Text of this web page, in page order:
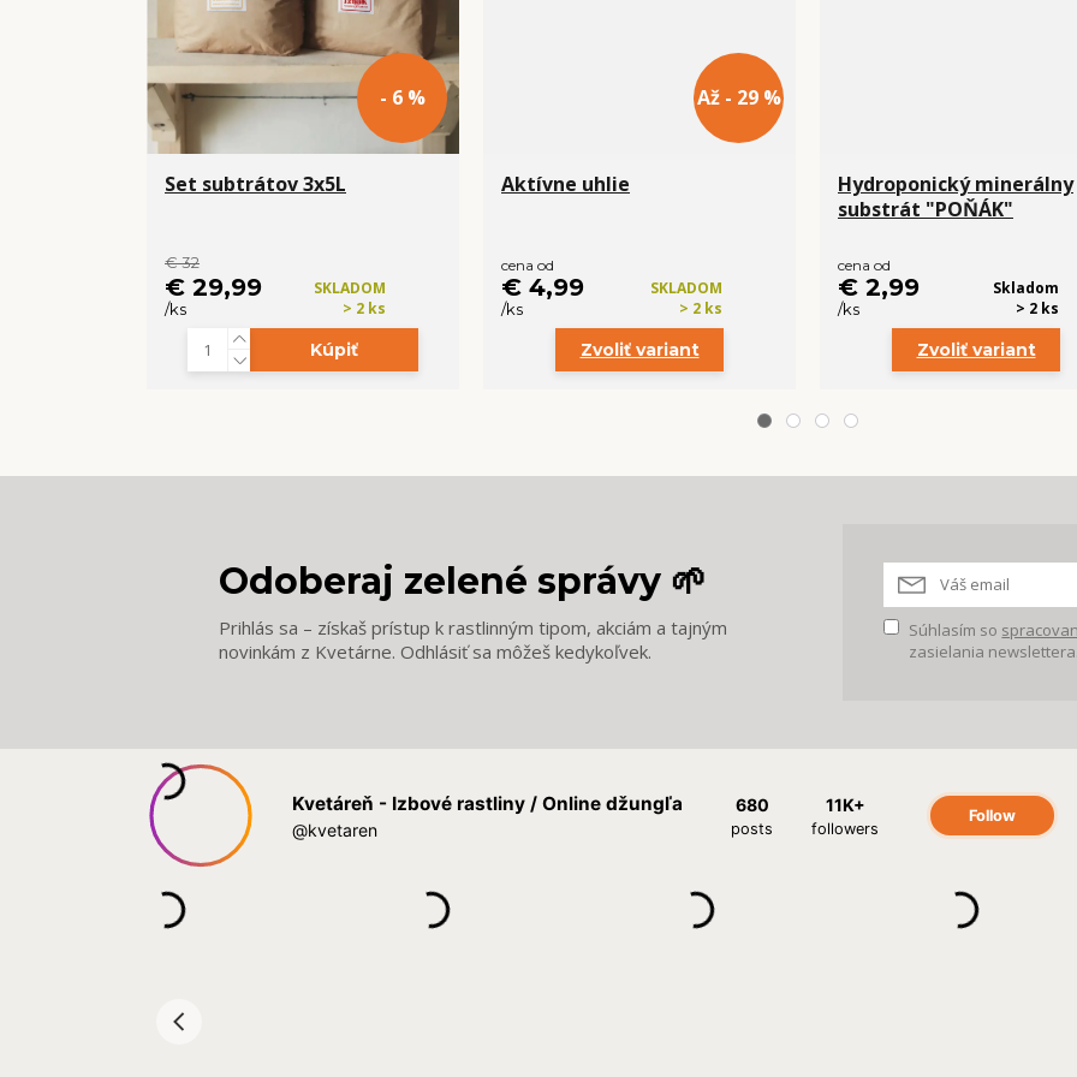
- 6 %
Set subtrátov 3x5L
€ 32
€ 29,99
/ks
SKLADOM
> 2 ks
Kúpiť
Až - 29 %
Aktívne uhlie
cena od
€ 4,99
/ks
SKLADOM
> 2 ks
Zvoliť variant
Hydroponický minerálny
substrát "POŇÁK"
cena od
€ 2,99
/ks
Skladom
> 2 ks
Zvoliť variant
Odoberaj zelené správy 🌱
Prihlás sa – získaš prístup k rastlinným tipom, akciám a tajným
novinkám z Kvetárne. Odhlásiť sa môžeš kedykoľvek.
Súhlasím so
zasielania newslettera.